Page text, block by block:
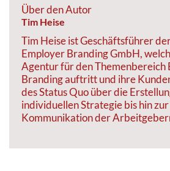
Über den Autor
Tim Heise
Tim Heise ist Geschäftsführer
Employer Branding GmbH,
Agentur für den Themenbereich
Branding auftritt und ihre
des Status Quo über die
individuellen Strategie bis hin
Kommunikation der